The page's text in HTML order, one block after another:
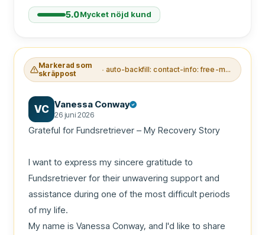
5.0Mycket nöjd kund
Markerad som
skräppost
auto-backfill: contact-info: free-mail+telegram-handle
VC Vanessa Conway
26 juni 2026
Grateful for Fundsretriever – My Recovery Story
I want to express my sincere gratitude to
Fundsretriever for their unwavering support and
assistance during one of the most difficult periods
of my life.
My name is Vanessa Conway, and I'd like to share